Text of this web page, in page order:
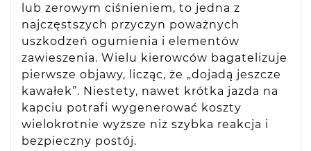
lub zerowym ciśnieniem, to jedna z
najczęstszych przyczyn poważnych
uszkodzeń ogumienia i elementów
zawieszenia. Wielu kierowców bagatelizuje
pierwsze objawy, licząc, że „dojadą jeszcze
kawałek”. Niestety, nawet krótka jazda na
kapciu potrafi wygenerować koszty
wielokrotnie wyższe niż szybka reakcja i
bezpieczny postój.